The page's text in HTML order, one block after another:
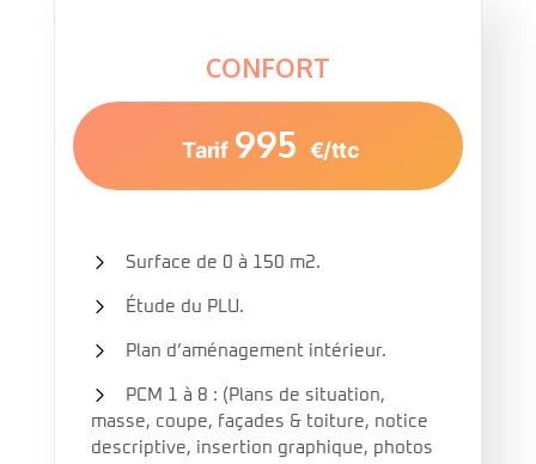
CONFORT
Tarif 995 €/ttc
Surface de 0 à 150 m2.
Étude du PLU.
Plan d’aménagement intérieur.
PCM 1 à 8 : (Plans de situation,
masse, coupe, façades & toiture, notice
descriptive, insertion graphique, photos